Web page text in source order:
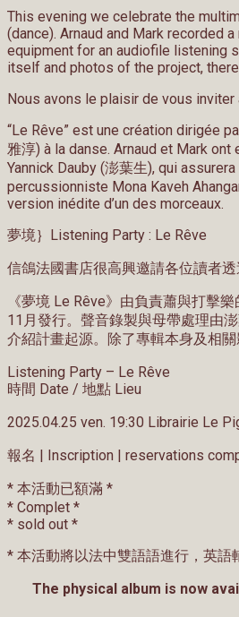
This evening we celebrate the
(dance). Arnaud and Mark recorded
equipment for an audiofile listening
itself and photos of the project,
Nous avons le plaisir de vous inviter
“Le Rêve” est une création dirigée
雅淳) à la danse. Arnaud et Mark
Yannick Dauby (澎葉生), qui
percussionniste Mona Kaveh
version inédite d’un des morceaux.
夢境｝Listening Party : Le Rêve
信鴿法國書店很高興邀請各位讀者
《夢境 Le Rêve》由負責蕭與打擊
11月發行。聲音錄製與母帶處理由
介紹計畫起源。除了專輯本身及相
Listening Party – Le Rêve
時間 Date / 地點 Lieu
2025.04.25 ven. 19:30 Librairie Le
報名 | Inscription | reservations
* 本活動已額滿 *
* Complet *
* sold out *
* 本活動將以法中雙語語進行，英語
The physical album is now